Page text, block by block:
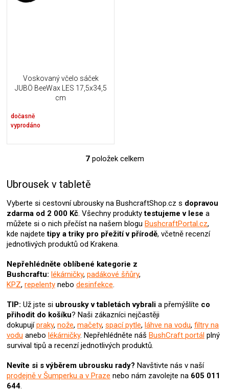
Voskovaný včelo sáček
JUBÖ BeeWax LES 17,5x34,5
cm
dočasně
vyprodáno
O
d
a
c
í
p
r
v
k
y
v
p
i
s
u
7položek celkem
Ubrousek v tabletě
Vyberte si cestovní ubrousky na BushcraftShop.cz s dopravou
zdarma od 2 000 Kč. Všechny produktytestujeme v lese a
můžete si o nich přečíst na našem blogu BushcraftPortal.cz,
kde najdetetipy a triky pro přežití v přírodě, včetně recenzí
jednotlivých produktů od Krakena.
Nepřehlédněte oblíbené kategorie z
Bushcraftu: lékárničky, padákové šňůry,
KPZ, repelenty nebo desinfekce.
TIP: Už jste si ubrousky v tabletáchvybrali a přemýšlíte co
přihodit do košíku? Naši zákazníci nejčastěji
dokupujípraky, nože, mačety, spací pytle, láhve na vodu, filtry na
vodu anebo lékárničky. Nepřehlédněte náš BushCraft portál plný
survival tipů a recenzí jednotlivých produktů.
Nevíte si s výběrem ubrousku rady? Navštivte nás v naší
prodejně v Šumperku a v Praze nebo nám zavolejte na 605 011
644.